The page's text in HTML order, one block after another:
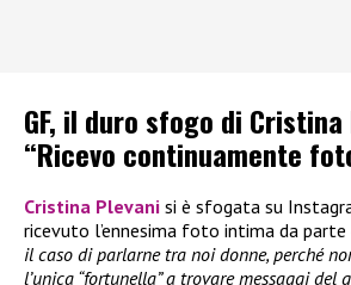
GF, il duro sfogo di
“Ricevo continuamente
Cristina Plevani si è sfogata su
ricevuto l’ennesima foto intima da parte
il caso di parlarne tra noi donne, perché
l’unica “fortunella” a trovare messaggi del